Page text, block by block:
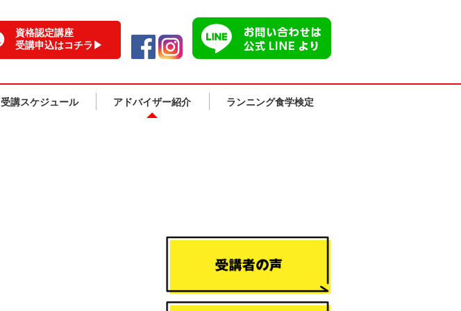
資格認定講座
受講申込はコチラ▶
受講スケジュール アドバイザー紹介 ランニング食学検定